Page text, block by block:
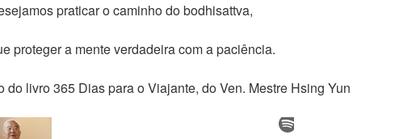
praticar o caminho do bodhisattva,
proteger a mente verdadeira com a paciência.
do livro 365 Dias para o Viajante, do Ven. Mestre Hsing Yun